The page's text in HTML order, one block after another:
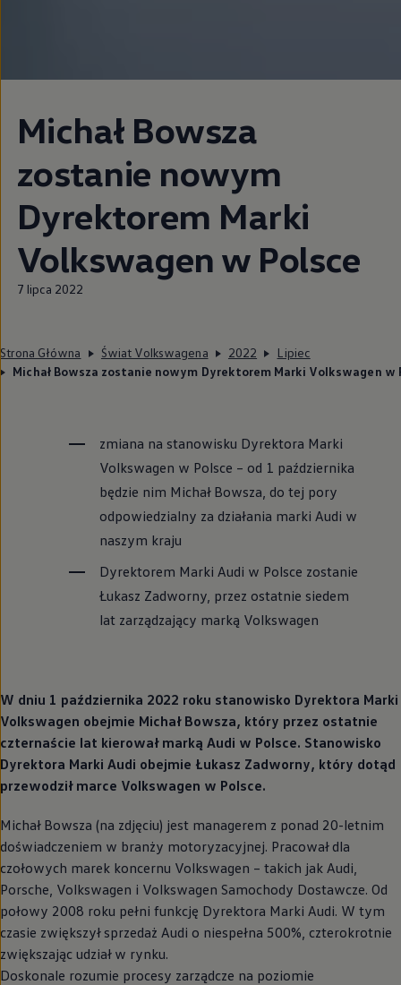
Michał Bowsza
zostanie nowym
Dyrektorem Marki
Volkswagen w Polsce
7 lipca 2022
Strona Główna Świat Volkswagena 2022
Lipiec
Michał Bowsza zostanie nowym Dyrektorem Marki Volkswagen w
zmiana na stanowisku Dyrektora Marki
Volkswagen w Polsce – od 1 października
będzie nim Michał Bowsza, do tej pory
odpowiedzialny za działania marki Audi w
naszym kraju
Dyrektorem Marki Audi w Polsce zostanie
Łukasz Zadworny, przez ostatnie siedem
lat zarządzający marką Volkswagen
W dniu 1 października 2022 roku stanowisko Dyrektora Marki
Volkswagen obejmie Michał Bowsza, który przez ostatnie
czternaście lat kierował marką Audi w Polsce. Stanowisko
Dyrektora Marki Audi obejmie Łukasz Zadworny, który dotąd
przewodził marce Volkswagen w Polsce.
Michał Bowsza (na zdjęciu) jest managerem z ponad 20-letnim
doświadczeniem w branży motoryzacyjnej. Pracował dla
czołowych marek koncernu Volkswagen – takich jak Audi,
Porsche, Volkswagen i Volkswagen Samochody Dostawcze. Od
połowy 2008 roku pełni funkcję Dyrektora Marki Audi. W tym
czasie zwiększył sprzedaż Audi o niespełna 500%, czterokrotnie
zwiększając udział w rynku.
Doskonale rozumie procesy zarządcze na poziomie